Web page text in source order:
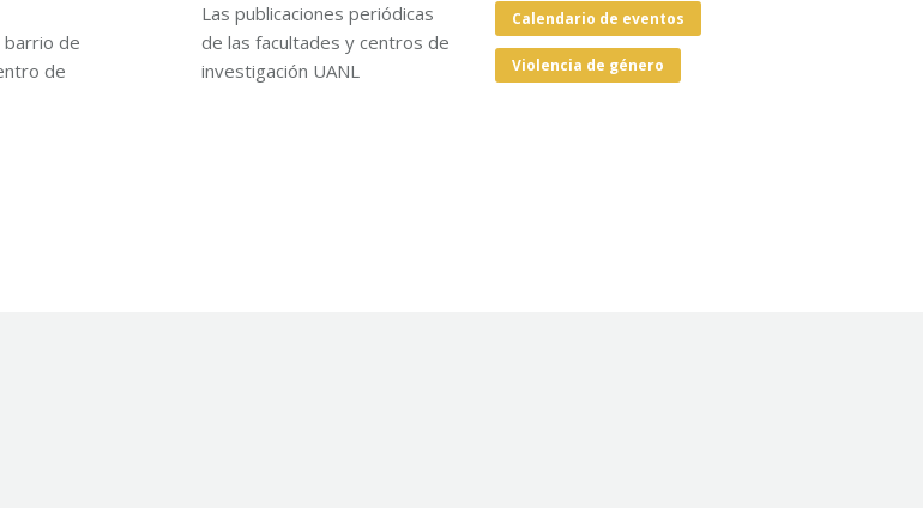
de
de
Las publicaciones periódicas
de las facultades y centros de
investigación UANL
Calendario de eventos
Violencia de género